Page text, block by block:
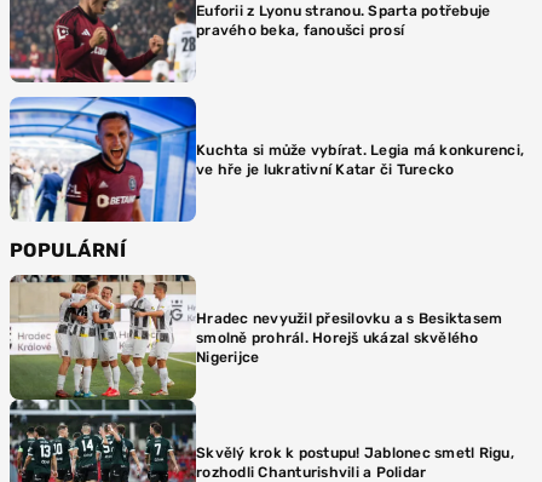
Euforii z Lyonu stranou. Sparta potřebuje
pravého beka, fanoušci prosí
Kuchta si může vybírat. Legia má konkurenci,
ve hře je lukrativní Katar či Turecko
POPULÁRNÍ
Hradec nevyužil přesilovku a s Besiktasem
smolně prohrál. Horejš ukázal skvělého
Nigerijce
Skvělý krok k postupu! Jablonec smetl Rigu,
rozhodli Chanturishvili a Polidar